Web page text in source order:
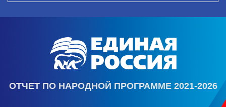
ОТЧЕТ ПО НАРОДНОЙ ПРОГРАММЕ 2021-2026